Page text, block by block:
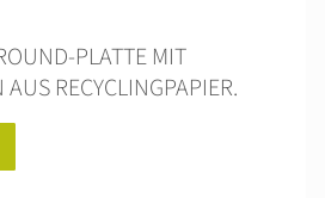
PLATTE MIT
RECYCLINGPAPIER.